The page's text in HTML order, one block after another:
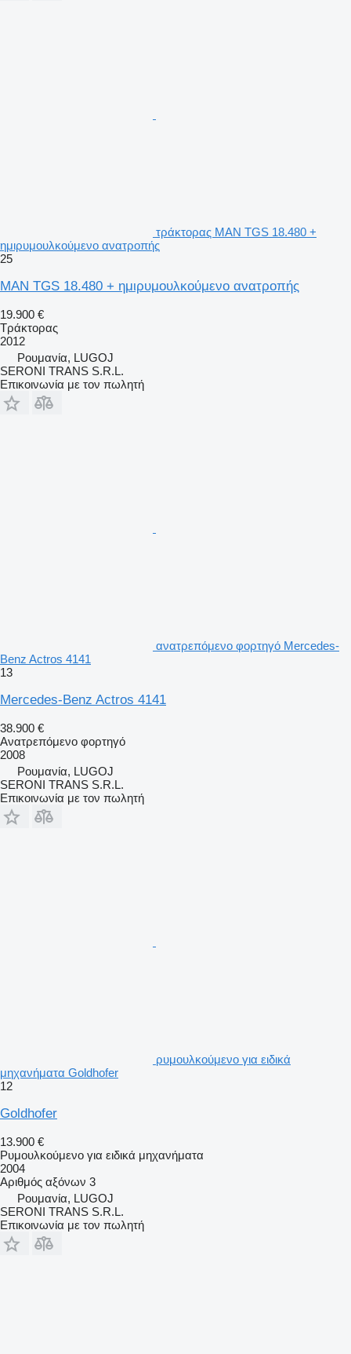
τράκτορας MAN TGS 18.480 +
ημιρυμουλκούμενο ανατροπής
25
MAN TGS 18.480 + ημιρυμουλκούμενο ανατροπής
19.900 €
Τράκτορας
2012
Ρουμανία, LUGOJ
SERONI TRANS S.R.L.
Επικοινωνία με τον πωλητή
ανατρεπόμενο φορτηγό Mercedes-
Benz Actros 4141
13
Mercedes-Benz Actros 4141
38.900 €
Ανατρεπόμενο φορτηγό
2008
Ρουμανία, LUGOJ
SERONI TRANS S.R.L.
Επικοινωνία με τον πωλητή
ρυμουλκούμενο για ειδικά
μηχανήματα Goldhofer
12
Goldhofer
13.900 €
Ρυμουλκούμενο για ειδικά μηχανήματα
2004
Αριθμός αξόνων 3
Ρουμανία, LUGOJ
SERONI TRANS S.R.L.
Επικοινωνία με τον πωλητή